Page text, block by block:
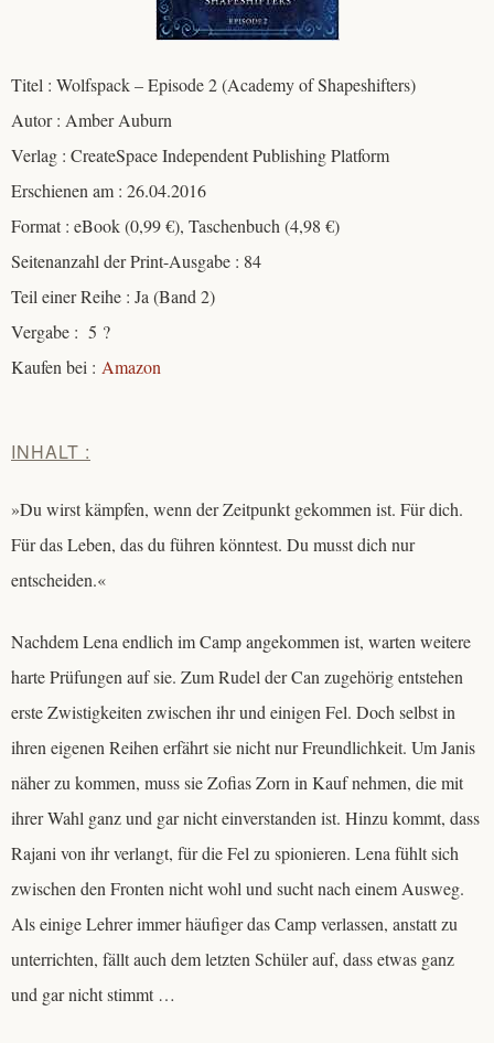
Titel : Wolfspack – Episode 2 (Academy of Shapeshifters)
Autor : Amber Auburn
Verlag : CreateSpace Independent Publishing Platform
Erschienen am : 26.04.2016
Format : eBook (0,99 €), Taschenbuch (4,98 €)
Seitenanzahl der Print-Ausgabe : 84
Teil einer Reihe : Ja (Band 2)
Vergabe : 5 ?
Kaufen bei : Amazon
INHALT :
»Du wirst kämpfen, wenn der Zeitpunkt gekommen ist. Für dich.
Für das Leben, das du führen könntest. Du musst dich nur
entscheiden.«
Nachdem Lena endlich im Camp angekommen ist, warten weitere
harte Prüfungen auf sie. Zum Rudel der Can zugehörig entstehen
erste Zwistigkeiten zwischen ihr und einigen Fel. Doch selbst in
ihren eigenen Reihen erfährt sie nicht nur Freundlichkeit. Um Janis
näher zu kommen, muss sie Zofias Zorn in Kauf nehmen, die mit
ihrer Wahl ganz und gar nicht einverstanden ist. Hinzu kommt, dass
Rajani von ihr verlangt, für die Fel zu spionieren. Lena fühlt sich
zwischen den Fronten nicht wohl und sucht nach einem Ausweg.
Als einige Lehrer immer häufiger das Camp verlassen, anstatt zu
unterrichten, fällt auch dem letzten Schüler auf, dass etwas ganz
und gar nicht stimmt …